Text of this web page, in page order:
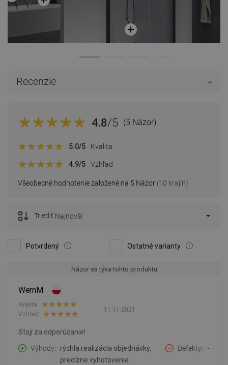
Recenzie
4.8/5 (5 Názor)
Všeobecné hodnotenie založené na 5 Názor (10 krajín)
5.0/5 Kvalita
4.9/5 Vzhľad
Potvrdený Ostatné varianty
Triediť:Najnovší
Názor sa týka tohto produktu
WernM
11-11-2021
Kvalita:
Vzhľad:
Stojí za odporúčanie!
Výhody
rýchla realizácia objednávky,
precízne vyhotovenie
Defekty -